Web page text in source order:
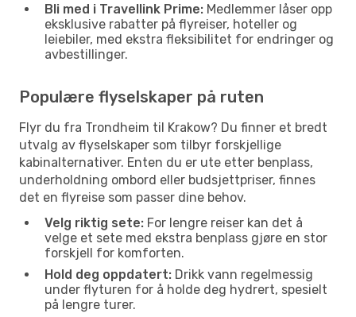
Bli med i Travellink Prime: Medlemmer låser opp
eksklusive rabatter på flyreiser, hoteller og
leiebiler, med ekstra fleksibilitet for endringer og
avbestillinger.
Populære flyselskaper på ruten
Flyr du fra Trondheim til Krakow? Du finner et bredt
utvalg av flyselskaper som tilbyr forskjellige
kabinalternativer. Enten du er ute etter benplass,
underholdning ombord eller budsjettpriser, finnes
det en flyreise som passer dine behov.
Velg riktig sete: For lengre reiser kan det å
velge et sete med ekstra benplass gjøre en stor
forskjell for komforten.
Hold deg oppdatert: Drikk vann regelmessig
under flyturen for å holde deg hydrert, spesielt
på lengre turer.